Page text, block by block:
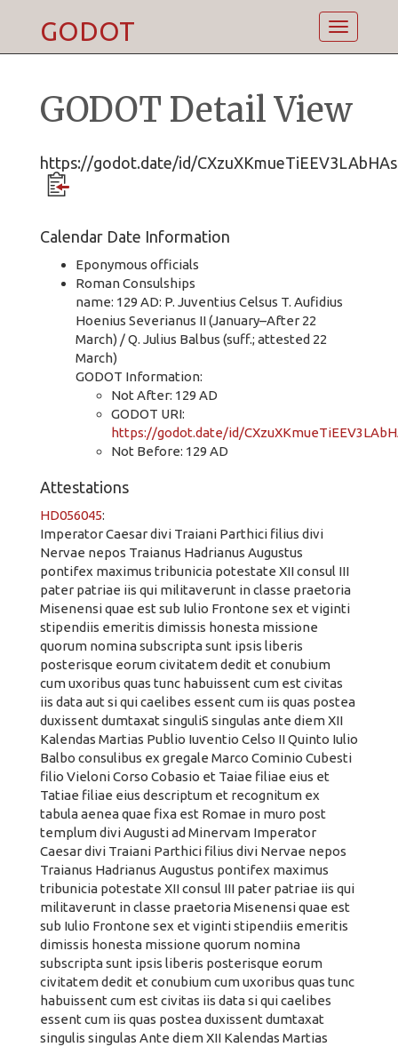
Toggle
GODOT
GODOT Detail View
https://godot.date/id/
Calendar Date Information
Eponymous officials
Roman Consulships
name: 129 AD: P. Juventius Celsus T. Aufidius
Hoenius Severianus II (January–After 22
March) / Q. Julius Balbus (suff.; attested 22
March)
GODOT Information:
Not After: 129 AD
GODOT URI:
https://godot.date/id/
Not Before: 129 AD
Attestations
HD056045:
Imperator Caesar divi Traiani Parthici filius divi
Nervae nepos Traianus Hadrianus Augustus
pontifex maximus tribunicia potestate XII consul III
pater patriae iis qui militaverunt in classe praetoria
Misenensi quae est sub Iulio Frontone sex et viginti
stipendiis emeritis dimissis honesta missione
quorum nomina subscripta sunt ipsis liberis
posterisque eorum civitatem dedit et conubium
cum uxoribus quas tunc habuissent cum est civitas
iis data aut si qui caelibes essent cum iis quas postea
duxissent dumtaxat singuliS singulas ante diem XII
Kalendas Martias Publio Iuventio Celso II Quinto Iulio
Balbo consulibus ex gregale Marco Cominio Cubesti
filio Vieloni Corso Cobasio et Taiae filiae eius et
Tatiae filiae eius descriptum et recognitum ex
tabula aenea quae fixa est Romae in muro post
templum divi Augusti ad Minervam Imperator
Caesar divi Traiani Parthici filius divi Nervae nepos
Traianus Hadrianus Augustus pontifex maximus
tribunicia potestate XII consul III pater patriae iis qui
militaverunt in classe praetoria Misenensi quae est
sub Iulio Frontone sex et viginti stipendiis emeritis
dimissis honesta missione quorum nomina
subscripta sunt ipsis liberis posterisque eorum
civitatem dedit et conubium cum uxoribus quas tunc
habuissent cum est civitas iis data si qui caelibes
essent cum iis quas postea duxissent dumtaxat
singulis singulas Ante diem XII Kalendas Martias